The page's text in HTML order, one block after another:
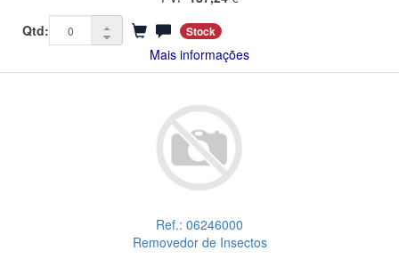
Qtd:
Stock
Mais informações
Ref.: 06246000
Removedor de Insectos